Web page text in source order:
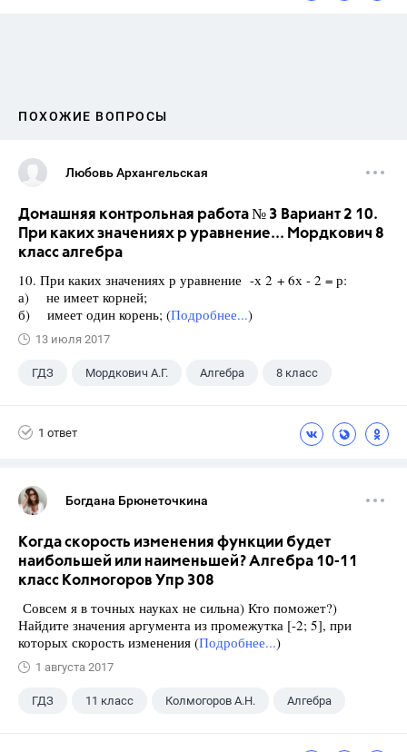
ПОХОЖИЕ ВОПРОСЫ
Любовь Архангельская
Домашняя контрольная работа № 3 Вариант 2 10.
При каких значениях р уравнение... Мордкович 8
класс алгебра
10. При каких значениях р уравнение -х 2 + 6х - 2 = р:
а) не имеет корней;
б) имеет один корень; (Подробнее...)
13 июля 2017
ГДЗ Мордкович А.Г. Алгебра 8 класс
1 ответ
Богдана Брюнеточкина
Когда скорость изменения функции будет
наибольшей или наименьшей? Алгебра 10-11
класс Колмогоров Упр 308
Совсем я в точных науках не сильна) Кто поможет?)
Найдите значения аргумента из промежутка [-2; 5], при
которых скорость изменения (Подробнее...)
1 августа 2017
ГДЗ 11 класс Колмогоров А.Н. Алгебра